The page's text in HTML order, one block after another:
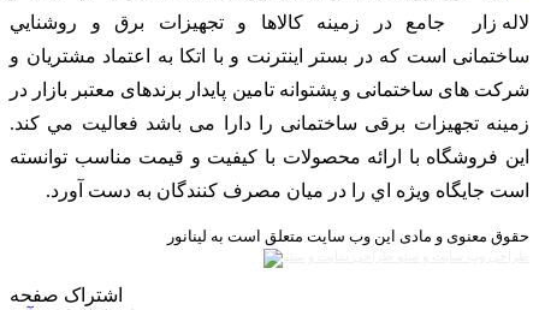
جامع در زمينه کالاها و تجهيزات برق و روشنايي
ساختمانی است که در بستر اينترنت و با اتکا به اعتماد مشتریان و
شرکت های ساختمانی و پشتوانه تامین پایدار برندهای معتبر بازار در
زمینه تجهیزات برقی ساختمانی را دارا می باشد فعالیت مي کند.
اين فروشگاه با ارائه محصولات با کيفيت و قيمت مناسب توانسته
است جايگاه ويژه اي را در ميان مصرف کنندگان به دست آورد.
حقوق معنوی و مادی این وب سایت متعلق است به لینانور
اشتراک صفحه